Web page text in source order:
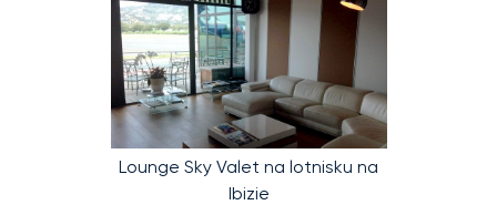
Lounge Sky Valet na lotnisku na
Ibizie